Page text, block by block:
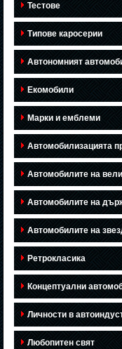
Тестове
Типове каросерии
Автономният
Екомобили
Марки и емблеми
Автомобилизацията
Автомобилите на
Автомобилите на
Автомобилите на
Ретрокласика
Концептуални
Личности в
Любопитен свят